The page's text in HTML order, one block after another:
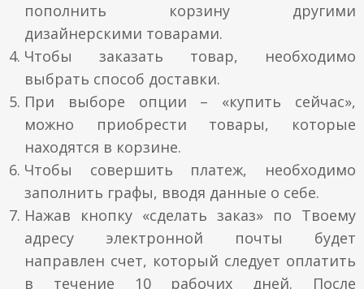
пополнить корзину другими
дизайнерскими товарами.
Чтобы заказать товар, необходимо
выбрать способ доставки.
При выборе опции – «купить сейчас»,
можно приобрести товары, которые
находятся в корзине.
Чтобы совершить платеж, необходимо
заполнить графы, вводя данные о себе.
Нажав кнопку «сделать заказ» по Твоему
адресу электронной почты будет
направлен счет, который следует оплатить
в течение 10 рабочих дней. После